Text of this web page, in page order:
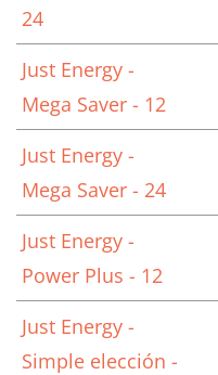
24
Just Energy -
Mega Saver - 12
Just Energy -
Mega Saver - 24
Just Energy -
Power Plus - 12
Just Energy -
Simple elección -